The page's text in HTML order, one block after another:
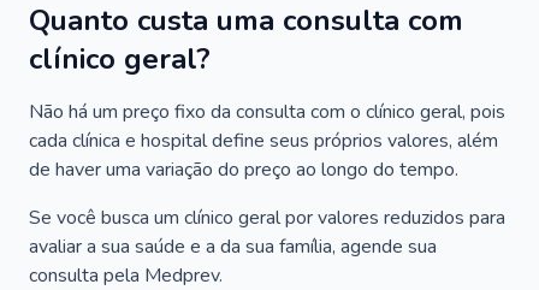
Quanto custa uma consulta com
clínico geral?
Não há um preço fixo da consulta com o clínico geral, pois
cada clínica e hospital define seus próprios valores, além
de haver uma variação do preço ao longo do tempo.
Se você busca um clínico geral por valores reduzidos para
avaliar a sua saúde e a da sua família, agende sua
consulta pela Medprev.